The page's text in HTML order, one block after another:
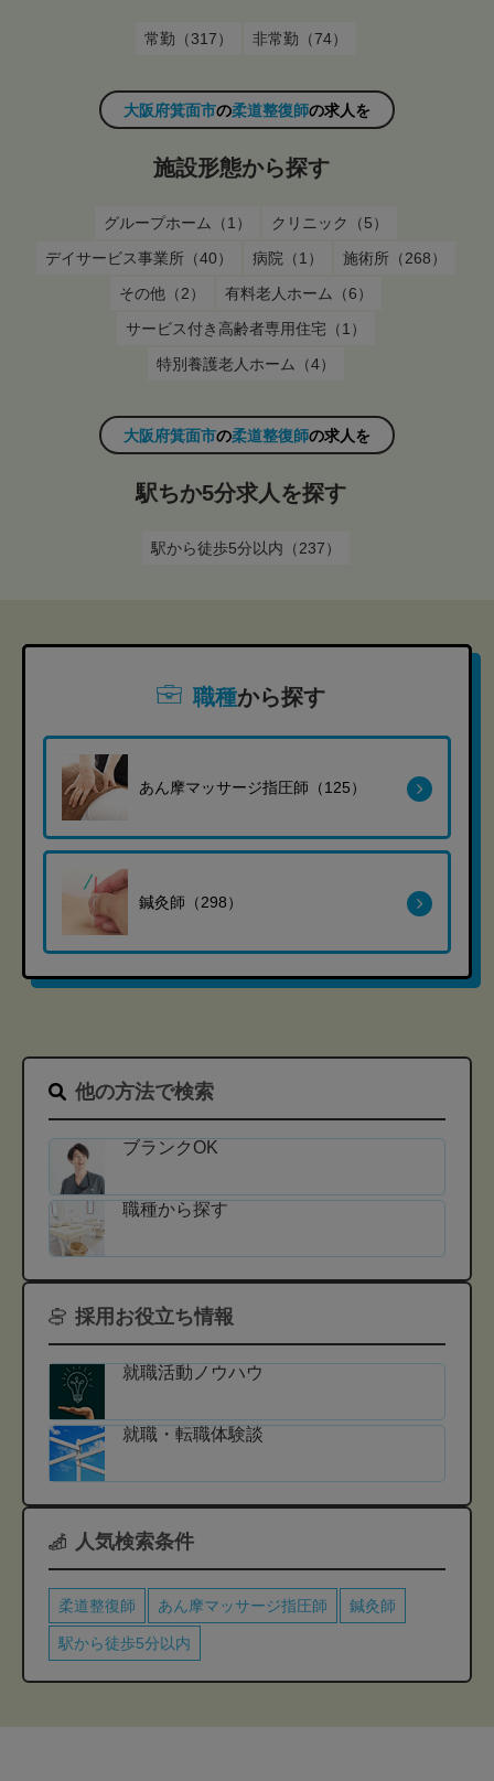
常勤（317） 非常勤（74）
大阪府箕面市の柔道整復師の求人を
施設形態から探す
グループホーム（1）
クリニック（5）
デイサービス事業所（40）
病院（1）
施術所（268）
その他（2）
有料老人ホーム（6）
サービス付き高齢者専用住宅（1）
特別養護老人ホーム（4）
大阪府箕面市の柔道整復師の求人を
駅ちか5分求人を探す
駅から徒歩5分以内（237）
職種から探す
あん摩マッサージ指圧師（125）
鍼灸師（298）
他の方法で検索
ブランクOK
職種から探す
採用お役立ち情報
就職活動ノウハウ
就職・転職体験談
人気検索条件
柔道整復師 あん摩マッサージ指圧師 鍼灸師
駅から徒歩5分以内